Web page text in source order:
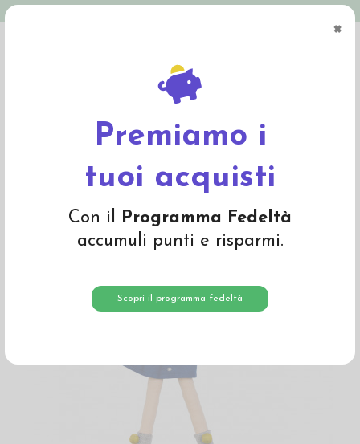
×
Premiamo i
tuoi acquisti
Con il Programma Fedeltà
accumuli punti e risparmi.
Scopri il programma fedeltà
Bambola MIA Winter 40cm